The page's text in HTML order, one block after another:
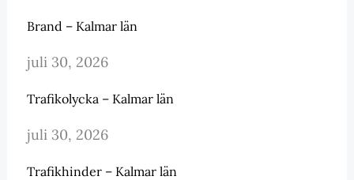
Brand – Kalmar län
juli 30, 2026
Trafikolycka – Kalmar län
juli 30, 2026
Trafikhinder – Kalmar län